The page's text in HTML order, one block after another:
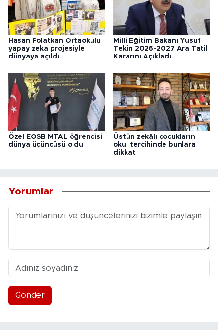
Hasan Polatkan Ortaokulu
yapay zeka projesiyle
dünyaya açıldı
Milli Eğitim Bakanı Yusuf
Tekin 2026-2027 Ara Tatil
Kararını Açıkladı
Özel EOSB MTAL öğrencisi
dünya üçüncüsü oldu
Üstün zekâlı çocukların
okul tercihinde bunlara
dikkat
Yorumlar
Gönder